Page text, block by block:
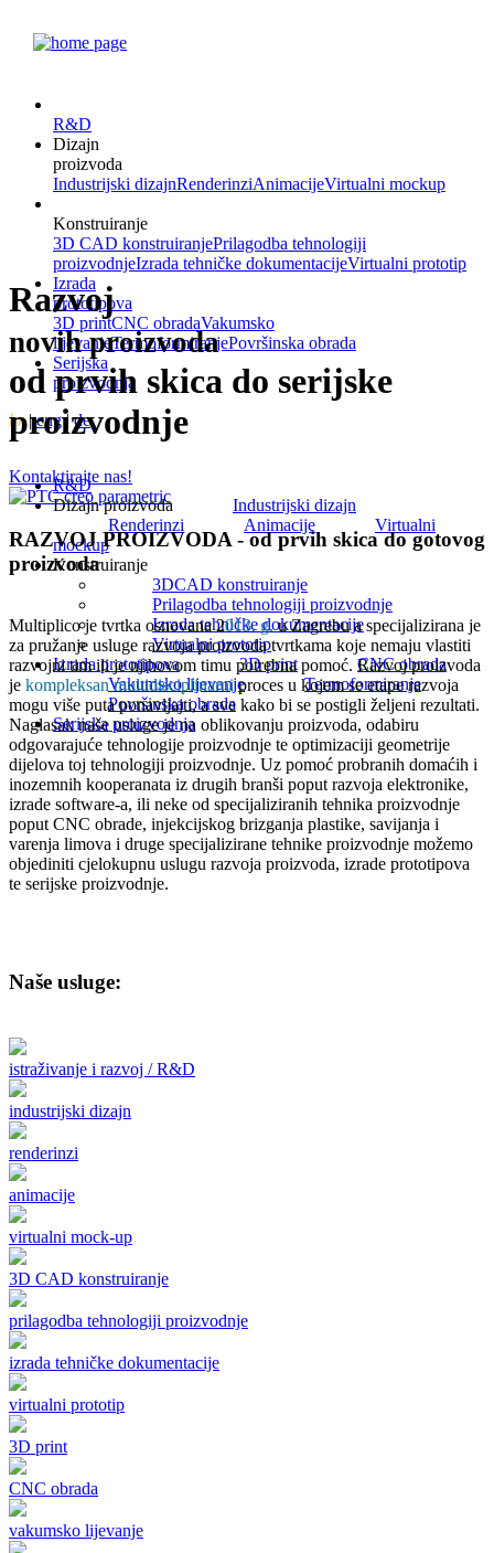
R&D
Dizajn
proizvoda
Industrijski dizajnRenderinziAnimacijeVirtualni mockup
Konstruiranje
3D CAD konstruiranjePrilagodba tehnologiji
proizvodnjeIzrada tehničke dokumentacijeVirtualni prototip
Izrada
prototipova
3D printCNC obradaVakumsko
lijevanjeTermoformiranjePovršinska obrada
Serijska
proizvodnja
hr|eng|de
R&D
Dizajn proizvoda
Industrijski dizajn
Renderinzi
Animacije
Virtualni
mockup
Konstruiranje
3DCAD konstruiranje
Prilagodba tehnologiji proizvodnje
Izrada tehničke dokumentacije
Virtualni prototip
Izrada prototipova
3D print
CNC obrada
Vakumsko lijevanje
Termoformiranje
Površinska obrada
Serijska proizvodnja
Razvoj
novih proizvoda
od prvih skica do serijske
proizvodnje
Kontaktirajte nas!
RAZVOJ PROIZVODA - od prvih skica do gotovog
proizvoda
Multiplico je tvrtka osnovana 2013. g.u Zagrebu a specijalizirana je
za pružanje usluge razvoja proizvoda tvrtkama koje nemaju vlastiti
razvojni tim ili je njihovom timu potrebna pomoć. Razvoj proizvoda
je kompleksan multidisciplinarniproces u kojem se etape razvoja
mogu više puta ponavljajti, a sve kako bi se postigli željeni rezultati.
Naglasak naše usluge je na oblikovanju proizvoda, odabiru
odgovarajuće tehnologije proizvodnje te optimizaciji geometrije
dijelova toj tehnologiji proizvodnje. Uz pomoć probranih domaćih i
inozemnih kooperanata iz drugih branši poput razvoja elektronike,
izrade software-a, ili neke od specijaliziranih tehnika proizvodnje
poput CNC obrade, injekcijskog brizganja plastike, savijanja i
varenja limova i druge specijalizirane tehnike proizvodnje možemo
objediniti cjelokupnu uslugu razvoja proizvoda, izrade prototipova
te serijske proizvodnje.
Naše usluge:
istraživanje i razvoj / R&D
industrijski dizajn
renderinzi
animacije
virtualni mock-up
3D CAD konstruiranje
prilagodba tehnologiji proizvodnje
izrada tehničke dokumentacije
virtualni prototip
3D print
CNC obrada
vakumsko lijevanje